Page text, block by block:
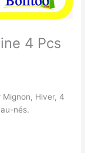
4 Pcs
Mignon, Hiver, 4
nés.